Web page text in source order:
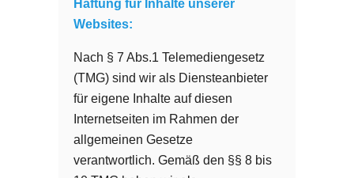
Haftung für Inhalte unserer
Websites:
Nach § 7 Abs.1 Telemediengesetz
(TMG) sind wir als Diensteanbieter
für eigene Inhalte auf diesen
Internetseiten im Rahmen der
allgemeinen Gesetze
verantwortlich. Gemäß den §§ 8 bis